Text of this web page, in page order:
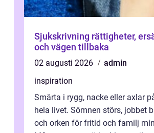
Sjukskrivning rättigheter, ersättning
och vägen tillbaka
02 augusti 2026
admin
inspiration
Smärta i rygg, nacke eller axlar
hela livet. Sömnen störs, jobbet
och orken för fritid och familj